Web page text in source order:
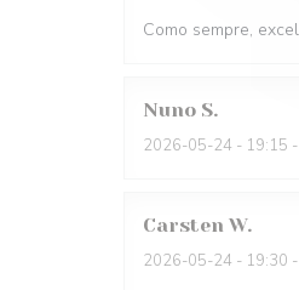
Como sempre,
Nuno S
2026-05-24 - 19:15
Carsten W
2026-05-24 - 19:30